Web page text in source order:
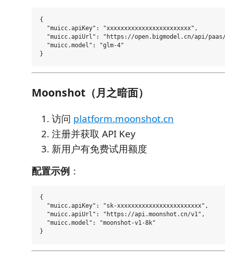
{
  "muicc.apiKey": "xxxxxxxxxxxxxxxxxxxxxxxx",
"muicc.apiUrl": "https://open.bigmodel.cn/api/
  "muicc.model": "glm-4"
Moonshot（月之暗面）
访问 platform.moonshot.cn
注册并获取 API Key
新用户有免费试用额度
配置示例 ：
{
  "muicc.apiKey": "sk-xxxxxxxxxxxxxxxxxxxxxxxx",
  "muicc.apiUrl": "https://api.moonshot.cn/v1",
  "muicc.model": "moonshot-v1-8k"